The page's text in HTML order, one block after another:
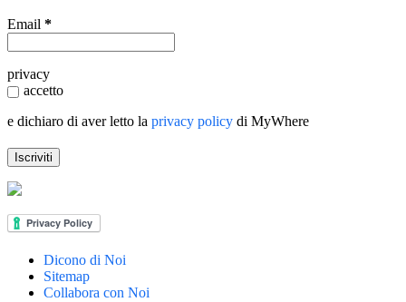
Email *
privacy
accetto
e dichiaro di aver letto la privacy policy di MyWhere
Dicono di Noi
Sitemap
Collabora con Noi